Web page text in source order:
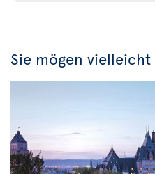
Sie mögen vielleicht